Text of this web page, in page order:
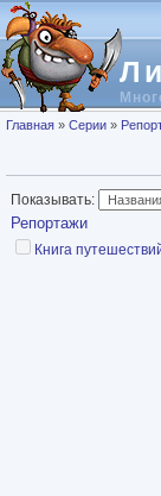
Перейти к основному
Вы здесь
Главная » Серии »
Показывать:
Репортажи
Книга